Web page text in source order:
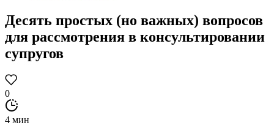
Десять простых (но важных) вопросов
для рассмотрения в консультировании
супругов
0
4 мин